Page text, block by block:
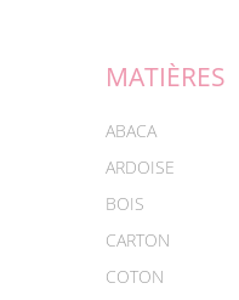
MATIÈRES
ABACA
ARDOISE
BOIS
CARTON
COTON